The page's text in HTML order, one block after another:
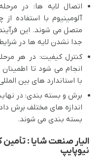
اتصال لایه ها: در
آلومینیوم با
متصل می شوند. این
جدا نشدن لایه ها در
کنترل کیفیت: در هر
انجام می شود تا
با استاندارد های بین
برش و بسته بندی: در
اندازه های مختلف برش
بسته بندی می شوند.
الیار صنعت شایا : تأمین
نیوپایپ